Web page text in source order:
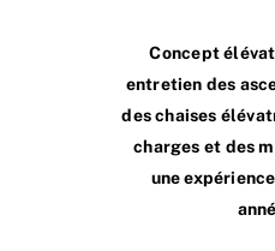
Concept
entretien des
des chaises
charges et des
une expérience